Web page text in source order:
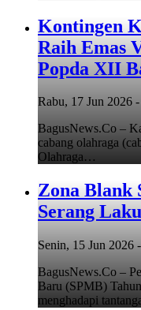
Kontingen
Raih Emas
Popda XII
Rabu, 17 Jun 2026
BagusNews.Co –
cabang olahraga
Olahraga…
Zona Blank
Serang
Senin, 15 Jun 2026
BagusNews.Co –
Baru (SPMB)
menghadapi